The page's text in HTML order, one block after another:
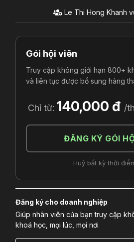
Le Thi Hong Khanh
Gói hội viên
Truy cập không giới hạn 800+
và liên tục được bổ sung hàng
Chỉ từ: 140,000 đ /
ĐĂNG KÝ GÓI
Huỷ bất kỳ thời
Đăng ký cho doanh nghiệp
Giúp nhân viên của bạn truy cập
khoá học, mọi lúc, mọi nơi